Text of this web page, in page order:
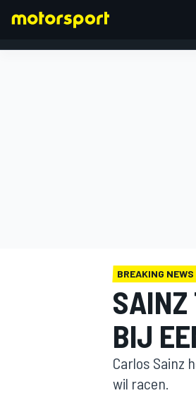
BREAKING NEWS
BIJ
Carlos Sainz
wil racen.